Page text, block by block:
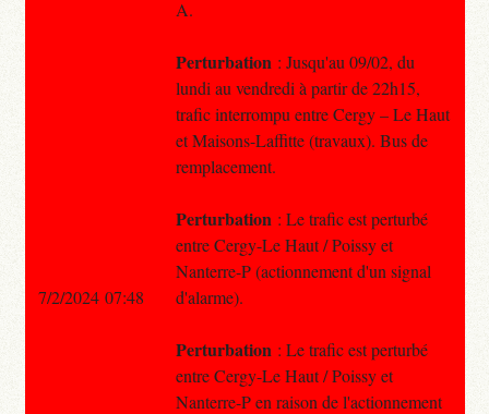
A.
Perturbation : Jusqu'au 09/02, du
lundi au vendredi à partir de 22h15,
trafic interrompu entre Cergy – Le Haut
et Maisons-Laffitte (travaux). Bus de
remplacement.
Perturbation : Le trafic est perturbé
entre Cergy-Le Haut / Poissy et
Nanterre-P (actionnement d'un signal
d'alarme).
Perturbation : Le trafic est perturbé
entre Cergy-Le Haut / Poissy et
Nanterre-P en raison de l'actionnement
7/2/2024 07:48